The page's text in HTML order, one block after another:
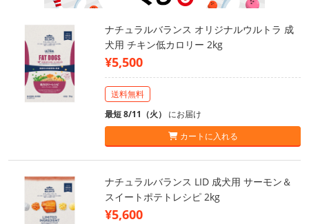
ナチュラルバランス オリジナルウルトラ 成
犬用 チキン低カロリー 2kg
¥5,500
送料無料
最短 8/11（火） にお届け
カートに入れる
ナチュラルバランス LID 成犬用 サーモン＆
スイートポテトレシピ 2kg
¥5,600